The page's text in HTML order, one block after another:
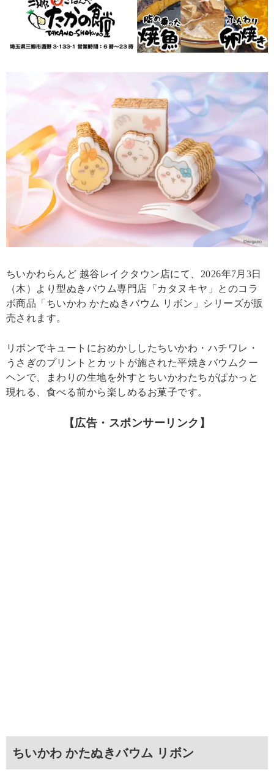
ちいかわらんど 越谷レイクタウン店にて、2026年7月3日
（木）より型ぬきバウム専門店「カタヌキヤ」とのコラ
ボ商品「ちいかわ かたぬきバウム リボン」シリーズが販
売されます。
リボンでキュートにおめかししたちいかわ・ハチワレ・
うさぎのプリントとカットが施された平焼きバウムクー
ヘンで、まわりの生地を外すとちいかわたちがぱかっと
現れる、食べる前から楽しめるお菓子です。
【広告・スポンサーリンク】
ちいかわ かたぬきバウム リボン